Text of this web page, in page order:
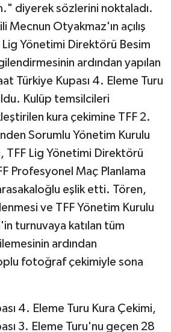
diyerek sözlerini noktaladı.
Mecnun Otyakmaz'ın açılış
Lig Yönetimi Direktörü Besim
ardından yapılan
Türkiye Kupası 4. Eleme Turu
Kulüp temsilcileri
kura çekimine TFF 2.
Sorumlu Yönetim Kurulu
TFF Lig Yönetimi Direktörü
Profesyonel Maç Planlama
eşlik etti. Tören,
ve TFF Yönetim Kurulu
turnuvaya katılan tüm
ardından
fotoğraf çekimiyle sona
4. Eleme Turu Kura Çekimi,
3. Eleme Turu'nu geçen 28